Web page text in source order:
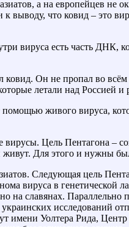
а на европейцев
что ковид – это
вируса есть часть ДНК,
ковид. Он не пропал во
летали над Россией
живого вируса,
Цель Пентагона –
Для этого и нужны
Следующая цель
вируса в
на славянах.
украинских
имени Уолтера Рида,